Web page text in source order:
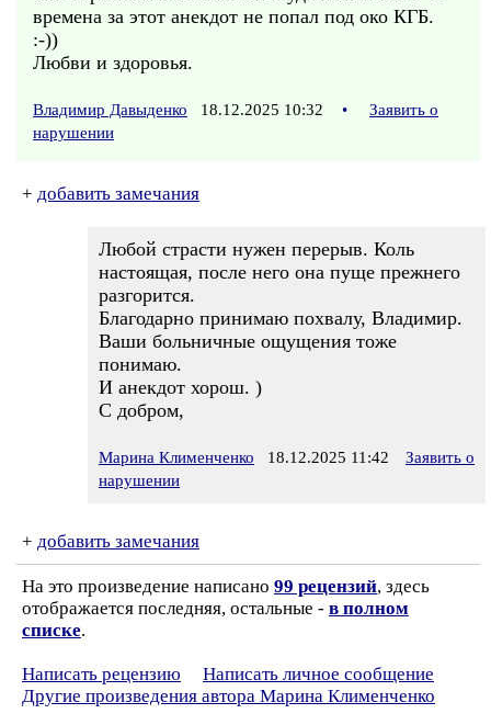
времена за этот анекдот не попал под око КГБ.
:-))
Любви и здоровья.
Владимир Давыденко 18.12.2025 10:32 •
Заявить о
нарушении
+ добавить замечания
Любой страсти нужен перерыв. Коль
настоящая, после него она пуще прежнего
разгорится.
Благодарно принимаю похвалу, Владимир.
Ваши больничные ощущения тоже
понимаю.
И анекдот хорош. )
С добром,
Марина Клименченко 18.12.2025 11:42
Заявить о
нарушении
+ добавить замечания
На это произведение написано 99 рецензий, здесь
отображается последняя, остальные - в полном
списке.
Написать рецензию
Написать личное сообщение
Другие произведения автора Марина Клименченко